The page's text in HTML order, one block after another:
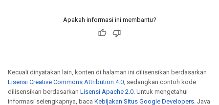
Apakah informasi ini membantu?
Kecuali dinyatakan lain, konten di halaman ini dilisensikan berdasarkan
Lisensi Creative Commons Attribution 4.0, sedangkan contoh kode
dilisensikan berdasarkan Lisensi Apache 2.0. Untuk mengetahui
informasi selengkapnya, baca Kebijakan Situs Google Developers. Java